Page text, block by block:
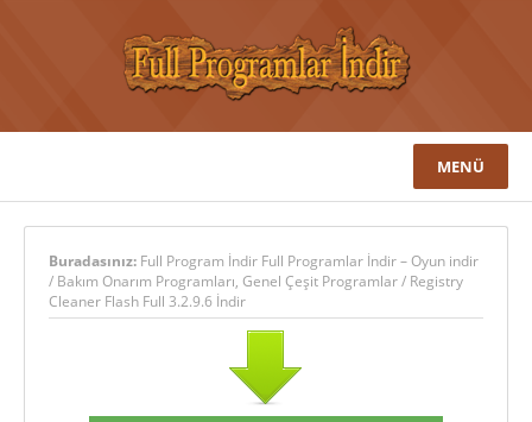
MENÜ
Buradasınız: Full Program İndir Full Programlar İndir – Oyun indir
/ Bakım Onarım Programları, Genel Çeşit Programlar/ Registry
Cleaner Flash Full 3.2.9.6 İndir